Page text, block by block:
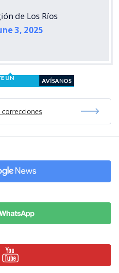
de Los Ríos
3, 2025
UN
AVÍSANOS
correcciones